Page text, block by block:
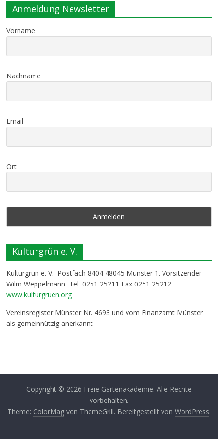
Anmeldung Newsletter
Vorname
Nachname
Email
Ort
Kulturgrün e. V.
Kulturgrün e. V. Postfach 8404 48045 Münster 1. Vorsitzender
Wilm Weppelmann Tel. 0251 25211 Fax 0251 25212
www.kulturgruen.org
Vereinsregister Münster Nr. 4693 und vom Finanzamt Münster
als gemeinnützig anerkannt
Copyright © 2026 Freie Gartenakademie. Alle Rechte
vorbehalten.
Theme: ColorMagvon ThemeGrill. Bereitgestellt von WordPress.